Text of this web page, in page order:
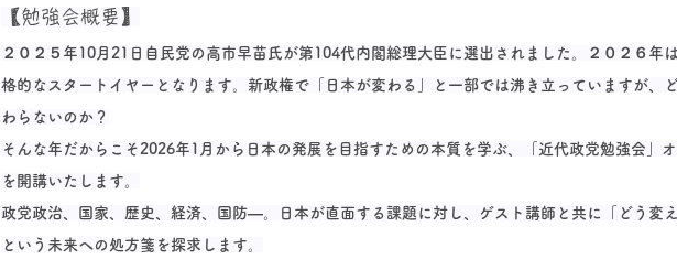
【勉強会概要】
２０２５年10月21日自民党の高市早苗氏が第104代内閣総理大臣に選出されました。２０２６年
格的なスタートイヤーとなります。新政権で「日本が変わる」と一部では沸き立っていますが、
わらないのか？
そんな年だからこそ2026年1月から日本の発展を目指すための本質を学ぶ、「近代政党勉強会」
を開講いたします。
政党政治、国家、歴史、経済、国防—。日本が直面する課題に対し、ゲスト講師と共に「どう変え
という未来への処方箋を探求します。